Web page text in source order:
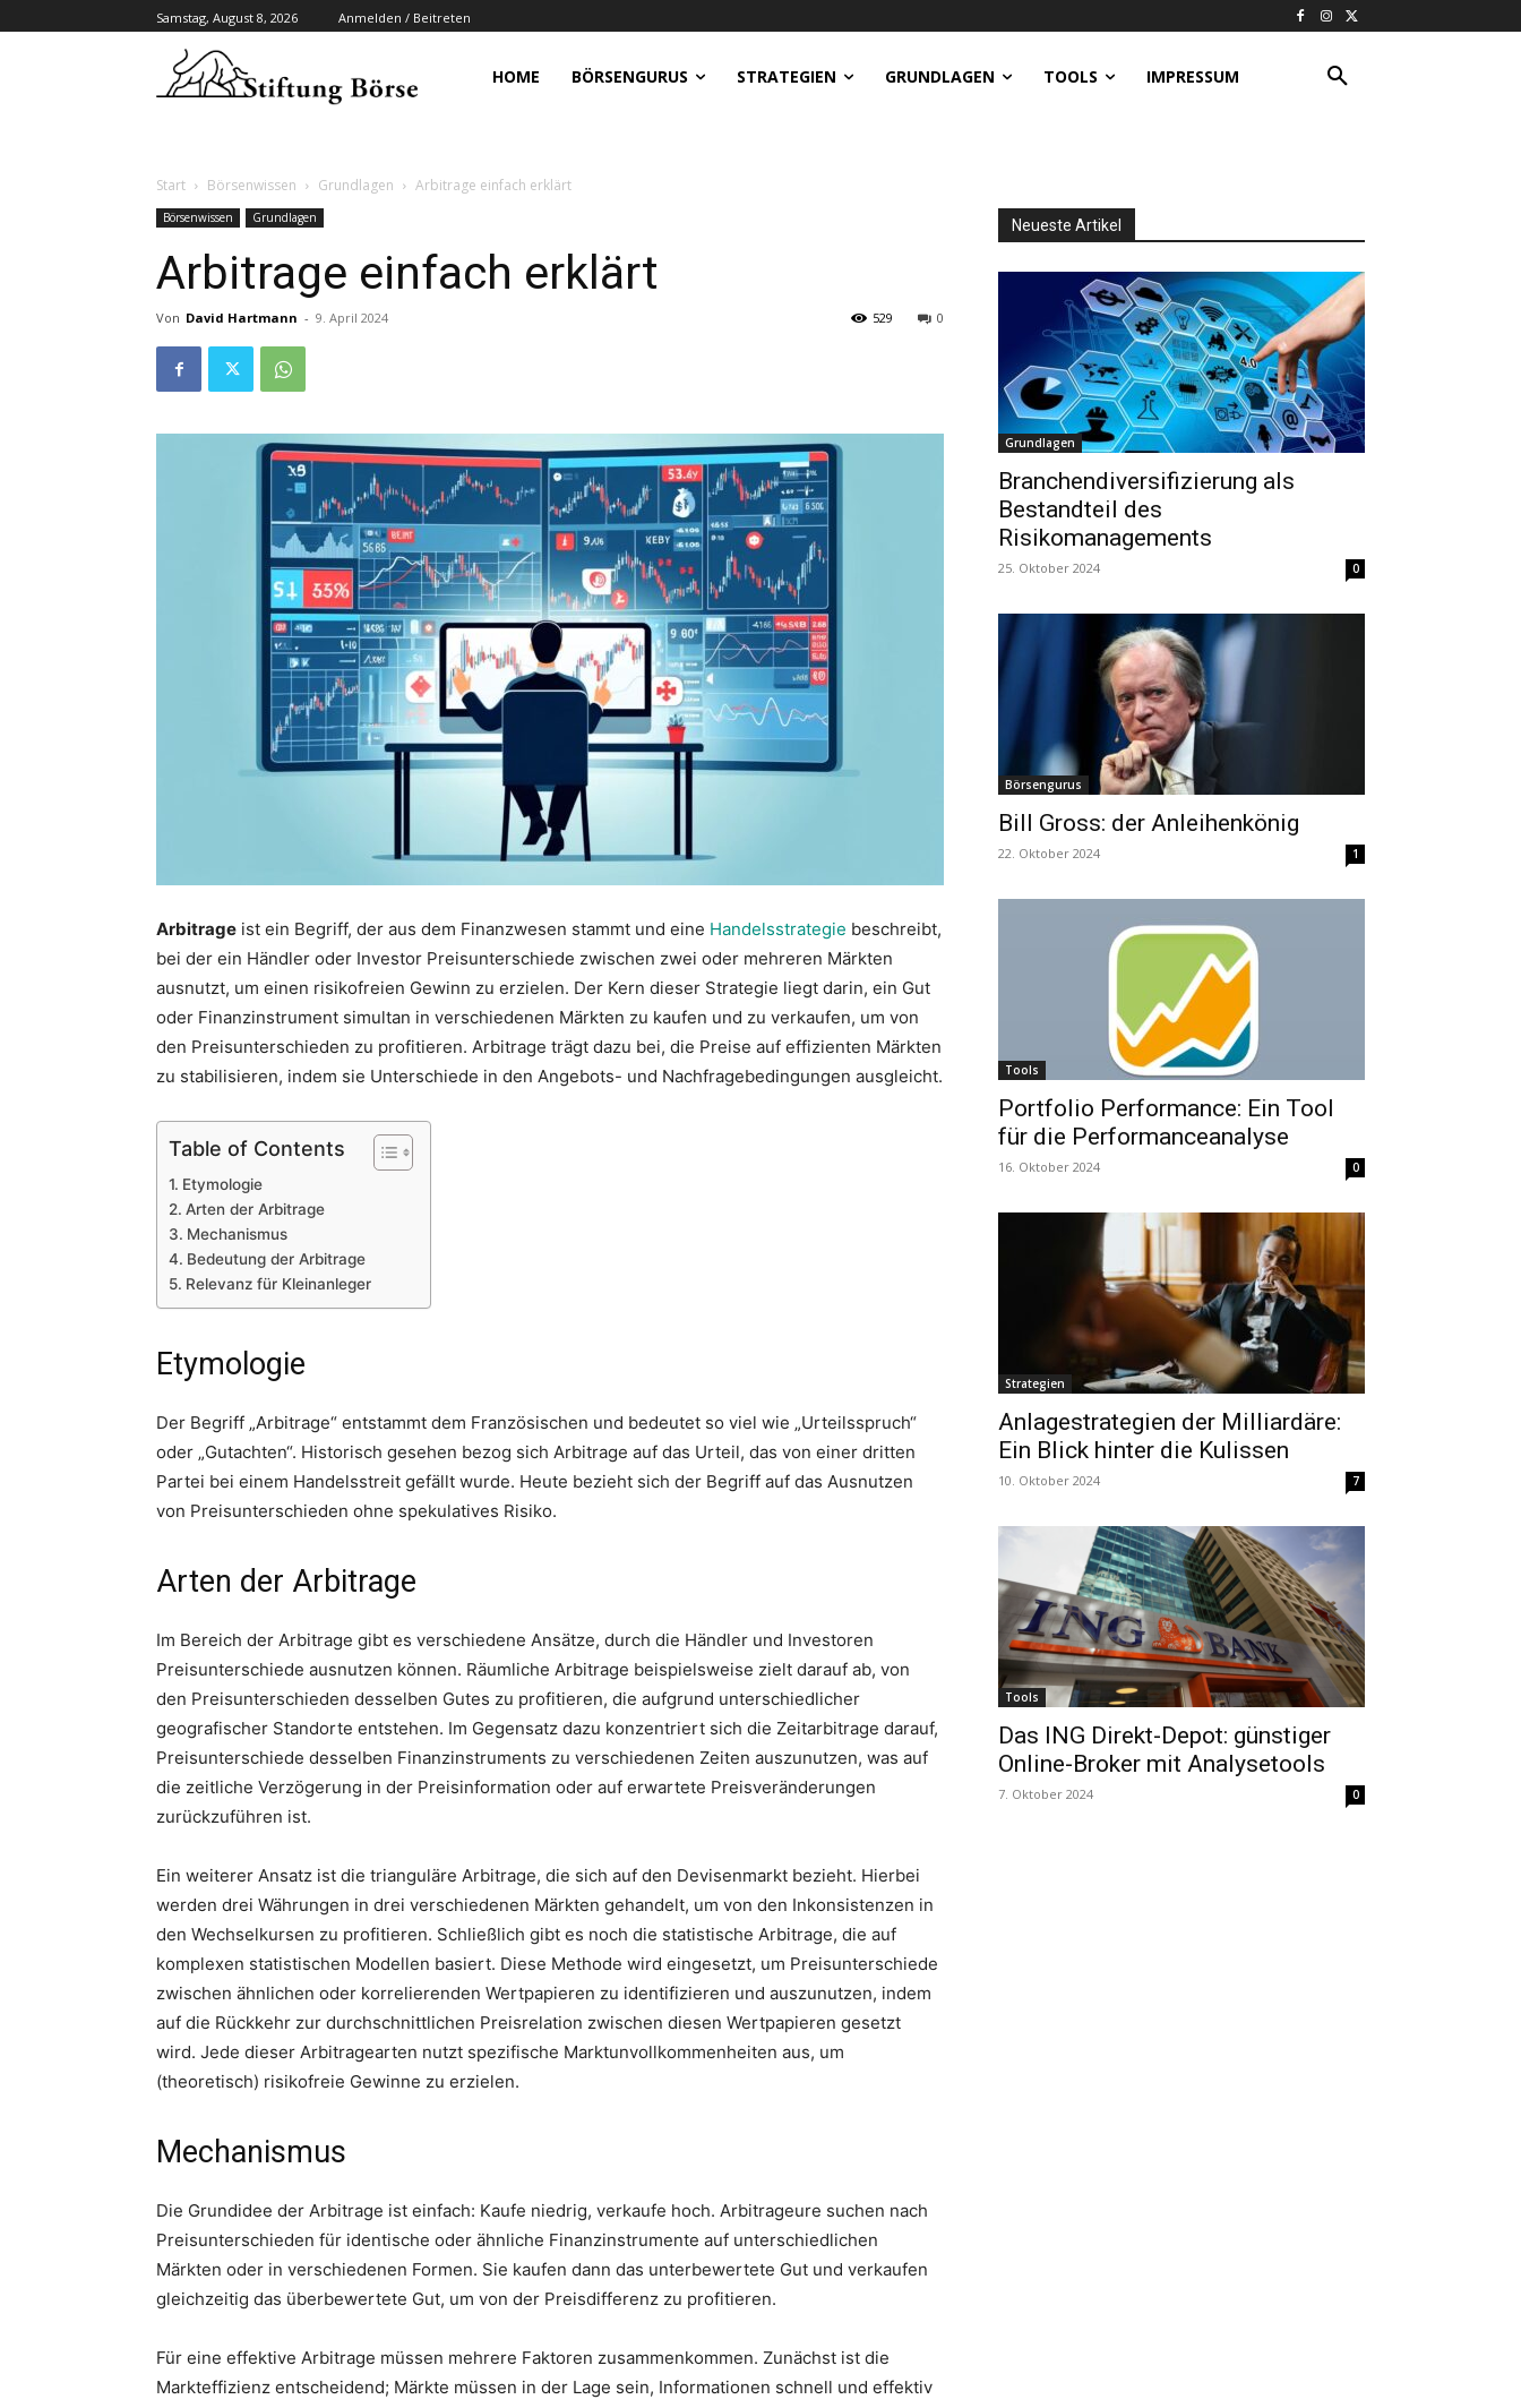
Samstag, August 8, 2026 Anmelden / Beitreten
HOME BÖRSENGURUS STRATEGIEN GRUNDLAGEN TOOLS IMPRESSUM
Start Börsenwissen Grundlagen Arbitrage einfach erklärt
Börsenwissen Grundlagen
Arbitrage einfach erklärt
Von David Hartmann - 9. April 2024 0
529
Arbitrage ist ein Begriff, der aus dem Finanzwesen stammt und eine Handelsstrategie beschreibt,
bei der ein Händler oder Investor Preisunterschiede zwischen zwei oder mehreren Märkten
ausnutzt, um einen risikofreien Gewinn zu erzielen. Der Kern dieser Strategie liegt darin, ein Gut
oder Finanzinstrument simultan in verschiedenen Märkten zu kaufen und zu verkaufen, um von
den Preisunterschieden zu profitieren. Arbitrage trägt dazu bei, die Preise auf effizienten Märkten
zu stabilisieren, indem sie Unterschiede in den Angebots- und Nachfragebedingungen ausgleicht.
Table of Contents
Etymologie
Arten der Arbitrage
Mechanismus
Bedeutung der Arbitrage
Relevanz für Kleinanleger
Etymologie
Der Begriff „Arbitrage“ entstammt dem Französischen und bedeutet so viel wie „Urteilsspruch“
oder „Gutachten“. Historisch gesehen bezog sich Arbitrage auf das Urteil, das von einer dritten
Partei bei einem Handelsstreit gefällt wurde. Heute bezieht sich der Begriff auf das Ausnutzen
von Preisunterschieden ohne spekulatives Risiko.
Arten der Arbitrage
Im Bereich der Arbitrage gibt es verschiedene Ansätze, durch die Händler und Investoren
Preisunterschiede ausnutzen können. Räumliche Arbitrage beispielsweise zielt darauf ab, von
den Preisunterschieden desselben Gutes zu profitieren, die aufgrund unterschiedlicher
geografischer Standorte entstehen. Im Gegensatz dazu konzentriert sich die Zeitarbitrage darauf,
Preisunterschiede desselben Finanzinstruments zu verschiedenen Zeiten auszunutzen, was auf
die zeitliche Verzögerung in der Preisinformation oder auf erwartete Preisveränderungen
zurückzuführen ist.
Ein weiterer Ansatz ist die trianguläre Arbitrage, die sich auf den Devisenmarkt bezieht. Hierbei
werden drei Währungen in drei verschiedenen Märkten gehandelt, um von den Inkonsistenzen in
den Wechselkursen zu profitieren. Schließlich gibt es noch die statistische Arbitrage, die auf
komplexen statistischen Modellen basiert. Diese Methode wird eingesetzt, um Preisunterschiede
zwischen ähnlichen oder korrelierenden Wertpapieren zu identifizieren und auszunutzen, indem
auf die Rückkehr zur durchschnittlichen Preisrelation zwischen diesen Wertpapieren gesetzt
wird. Jede dieser Arbitragearten nutzt spezifische Marktunvollkommenheiten aus, um
(theoretisch) risikofreie Gewinne zu erzielen.
Mechanismus
Die Grundidee der Arbitrage ist einfach: Kaufe niedrig, verkaufe hoch. Arbitrageure suchen nach
Preisunterschieden für identische oder ähnliche Finanzinstrumente auf unterschiedlichen
Märkten oder in verschiedenen Formen. Sie kaufen dann das unterbewertete Gut und verkaufen
gleichzeitig das überbewertete Gut, um von der Preisdifferenz zu profitieren.
Für eine effektive Arbitrage müssen mehrere Faktoren zusammenkommen. Zunächst ist die
Markteffizienz entscheidend; Märkte müssen in der Lage sein, Informationen schnell und effektiv
Neueste Artikel
Grundlagen
Branchendiversifizierung als
Bestandteil des
Risikomanagements
25. Oktober 2024 0
Börsengurus
Bill Gross: der Anleihenkönig
22. Oktober 2024 1
Tools
Portfolio Performance: Ein Tool
für die Performanceanalyse
16. Oktober 2024 0
Strategien
Anlagestrategien der Milliardäre:
Ein Blick hinter die Kulissen
10. Oktober 2024 7
Tools
Das ING Direkt-Depot: günstiger
Online-Broker mit Analysetools
7. Oktober 2024 0